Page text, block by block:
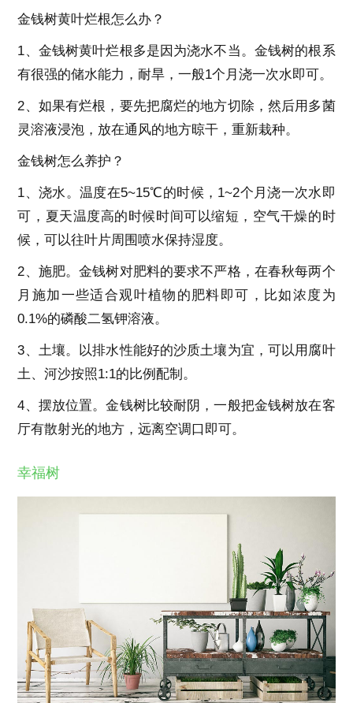
金钱树黄叶烂根怎么办？
1、金钱树黄叶烂根多是因为浇水不当。金钱树的根系
有很强的储水能力，耐旱，一般1个月浇一次水即可。
2、如果有烂根，要先把腐烂的地方切除，然后用多菌
灵溶液浸泡，放在通风的地方晾干，重新栽种。
金钱树怎么养护？
1、浇水。温度在5~15℃的时候，1~2个月浇一次水即
可，夏天温度高的时候时间可以缩短，空气干燥的时
候，可以往叶片周围喷水保持湿度。
2、施肥。金钱树对肥料的要求不严格，在春秋每两个
月施加一些适合观叶植物的肥料即可，比如浓度为
0.1%的磷酸二氢钾溶液。
3、土壤。以排水性能好的沙质土壤为宜，可以用腐叶
土、河沙按照1:1的比例配制。
4、摆放位置。金钱树比较耐阴，一般把金钱树放在客
厅有散射光的地方，远离空调口即可。
幸福树